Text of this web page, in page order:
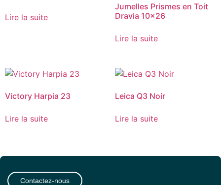
Lire la suite
Jumelles Prismes en Toit
Dravia 10×26
Lire la suite
Victory Harpia 23
Lire la suite
Leica Q3 Noir
Lire la suite
Contactez-nous